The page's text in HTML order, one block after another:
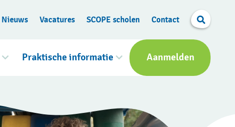
Nieuws Vacatures SCOPE scholen Contact Search
Praktische informatie Aanmelden